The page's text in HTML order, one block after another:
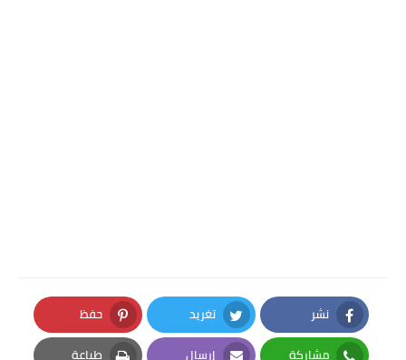
نشر
Facebook
تغريد
Twitter
حفظ
Pinterest
مشاركة إرسال طباعة